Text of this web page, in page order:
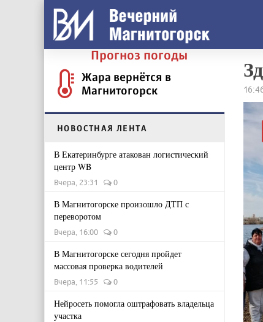
Прогноз погоды
Жара вернётся в
Магнитогорск
НОВОСТНАЯ ЛЕНТА
В Екатеринбурге атакован логистический
центр WB
Вчера, 23:31 0
В Магнитогорске произошло ДТП с
переворотом
Вчера, 16:00 0
В Магнитогорске сегодня пройдет
массовая проверка водителей
Вчера, 11:55 0
Нейросеть помогла оштрафовать владельца
участка